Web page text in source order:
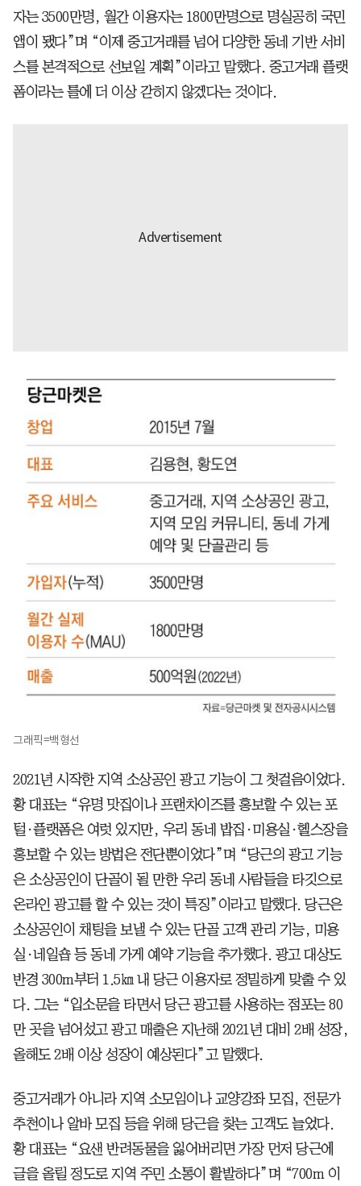
자는 3500만명, 월간 이용자는 1800만명으로 명실공히 국민
앱이 됐다”며 “이제 중고거래를 넘어 다양한 동네 기반 서비
스를 본격적으로 선보일 계획”이라고 말했다. 중고거래 플랫
폼이라는 틀에 더 이상 갇히지 않겠다는 것이다.
그래픽=백형선
2021년 시작한 지역 소상공인 광고 기능이 그 첫걸음이었다.
황 대표는 “유명 맛집이나 프랜차이즈를 홍보할 수 있는 포
털·플랫폼은 여럿 있지만, 우리 동네 밥집·미용실·헬스장을
홍보할 수 있는 방법은 전단뿐이었다”며 “당근의 광고 기능
은 소상공인이 단골이 될 만한 우리 동네 사람들을 타깃으로
온라인 광고를 할 수 있는 것이 특징”이라고 말했다. 당근은
소상공인이 채팅을 보낼 수 있는 단골 고객 관리 기능, 미용
실·네일숍 등 동네 가게 예약 기능을 추가했다. 광고 대상도
반경 300m부터 1.5㎞ 내 당근 이용자로 정밀하게 맞출 수 있
다. 그는 “입소문을 타면서 당근 광고를 사용하는 점포는 80
만 곳을 넘어섰고 광고 매출은 지난해 2021년 대비 2배 성장,
올해도 2배 이상 성장이 예상된다”고 말했다.
중고거래가 아니라 지역 소모임이나 교양강좌 모집, 전문가
추천이나 알바 모집 등을 위해 당근을 찾는 고객도 늘었다.
황 대표는 “요샌 반려동물을 잃어버리면 가장 먼저 당근에
글을 올릴 정도로 지역 주민 소통이 활발하다”며 “700m 이